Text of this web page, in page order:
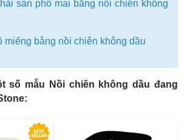
sản phô mai bằng nồi chiên không
miếng bằng nồi chiên không dầu
số mẫu Nồi chiên không dầu đang